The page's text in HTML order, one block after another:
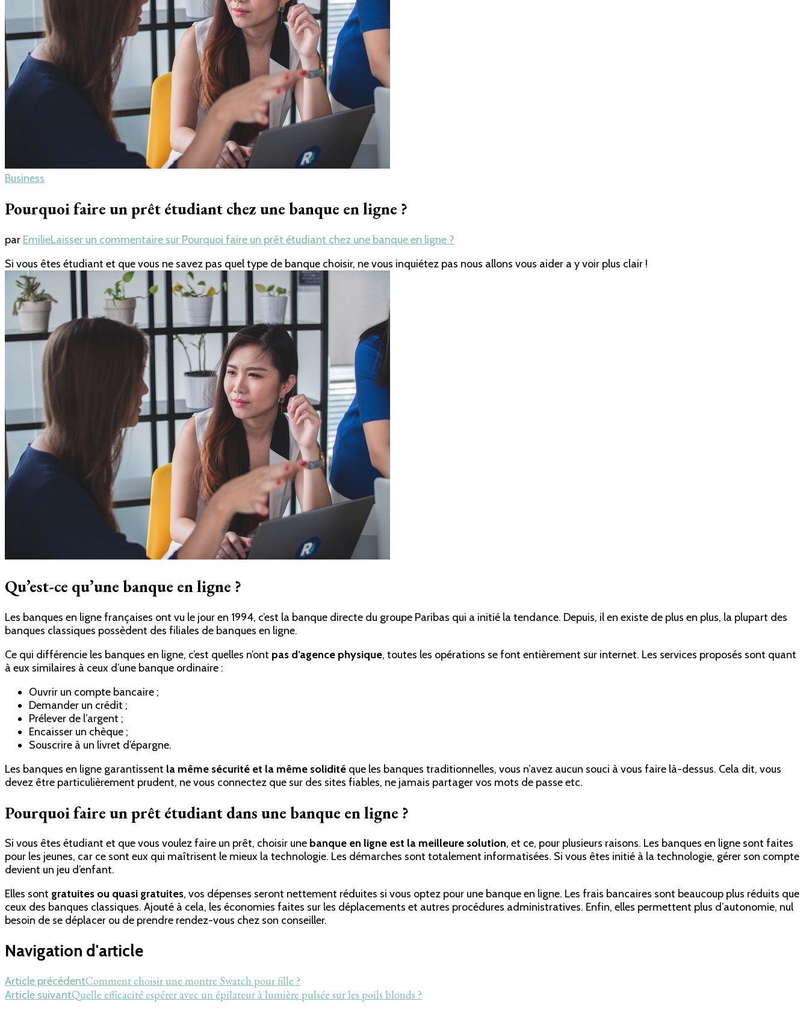
Business
Pourquoi faire un prêt étudiant chez une banque en ligne ?
par EmilieLaisser un commentaire sur Pourquoi faire un prêt étudiant chez une banque en ligne ?
Si vous êtes étudiant et que vous ne savez pas quel type de banque choisir, ne vous inquiétez pas nous allons vous aider a y voir plus clair !
Qu’est-ce qu’une banque en ligne ?
Les banques en ligne françaises ont vu le jour en 1994, c’est la banque directe du groupe Paribas qui a initié la tendance. Depuis, il en existe de plus en plus, la plupart des
banques classiques possèdent des filiales de banques en ligne.
Ce qui différencie les banques en ligne, c’est quelles n’ont pas d’agence physique, toutes les opérations se font entièrement sur internet. Les services proposés sont quant
à eux similaires à ceux d’une banque ordinaire :
Ouvrir un compte bancaire ;
Demander un crédit ;
Prélever de l’argent ;
Encaisser un chèque ;
Souscrire à un livret d’épargne.
Les banques en ligne garantissent la même sécurité et la même solidité que les banques traditionnelles, vous n’avez aucun souci à vous faire là-dessus. Cela dit, vous
devez être particulièrement prudent, ne vous connectez que sur des sites fiables, ne jamais partager vos mots de passe etc.
Pourquoi faire un prêt étudiant dans une banque en ligne ?
Si vous êtes étudiant et que vous voulez faire un prêt, choisir une banque en ligne est la meilleure solution, et ce, pour plusieurs raisons. Les banques en ligne sont faites
pour les jeunes, car ce sont eux qui maîtrisent le mieux la technologie. Les démarches sont totalement informatisées. Si vous êtes initié à la technologie, gérer son compte
devient un jeu d’enfant.
Elles sont gratuites ou quasi gratuites, vos dépenses seront nettement réduites si vous optez pour une banque en ligne. Les frais bancaires sont beaucoup plus réduits que
ceux des banques classiques. Ajouté à cela, les économies faites sur les déplacements et autres procédures administratives. Enfin, elles permettent plus d’autonomie, nul
besoin de se déplacer ou de prendre rendez-vous chez son conseiller.
Navigation d'article
Article précédentComment choisir une montre Swatch pour fille ?
Article suivantQuelle efficacité espérer avec un épilateur à lumière pulsée sur les poils blonds ?